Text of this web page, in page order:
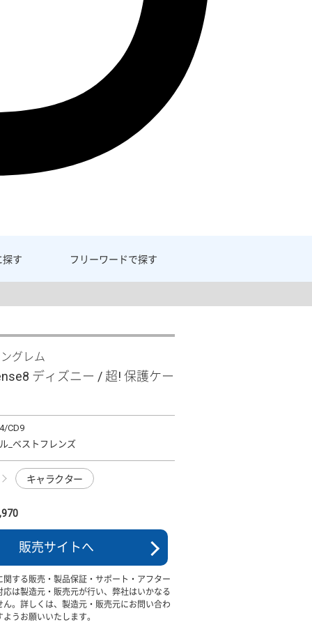
探す フリーワードで探す
グレム
ディズニー / 超! 保護ケー
CD9
_ベストフレンズ
キャラクター
販売サイトへ
関する販売・製品保証・サポート・アフター
応は製造元・販売元が行い、弊社はいかなる
ん。詳しくは、製造元・販売元にお問い合わ
うお願いいたします。